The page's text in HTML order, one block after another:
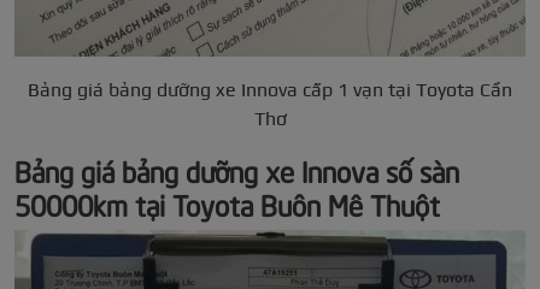
Bảng giá bảng dưỡng xe Innova cấp 1 vạn tại Toyota Cần
Thơ
Bảng giá bảng dưỡng xe Innova số sàn
50000km tại Toyota Buôn Mê Thuột